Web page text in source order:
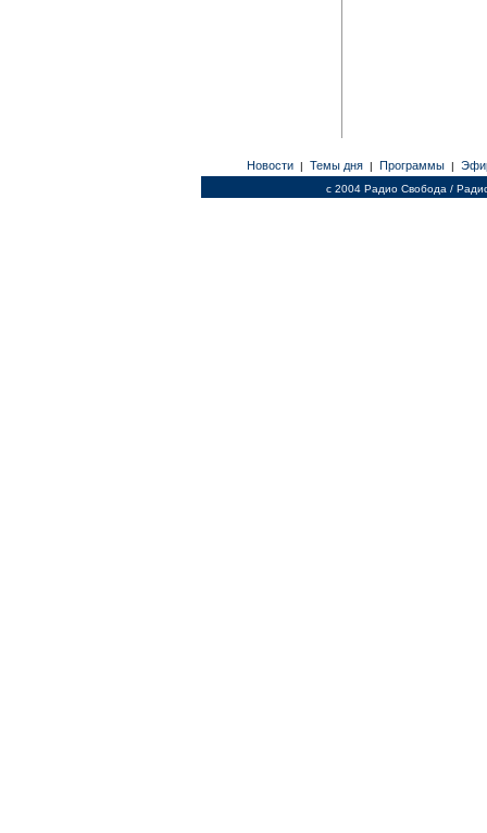
Новости | Темы дня | Программы |
c 2004 Радио Свобода /